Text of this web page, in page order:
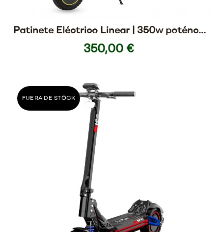
Patinete Eléctrico Linear | 350w poténcia
y 25km autonomía
350,00 €
FUERA DE STOCK